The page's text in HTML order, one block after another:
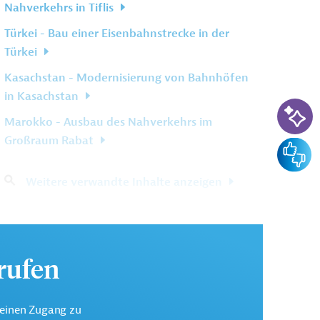
Nahverkehrs in Tiflis
Türkei - Bau einer Eisenbahnstrecke in der
Türkei
Kasachstan - Modernisierung von Bahnhöfen
in Kasachstan
Marokko - Ausbau des Nahverkehrs im
Großraum Rabat
Zugang zu
KI-